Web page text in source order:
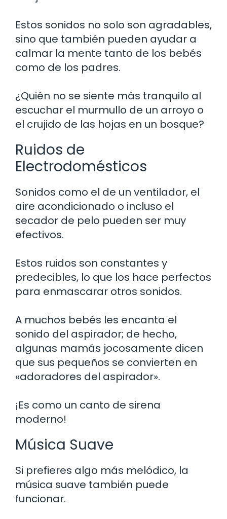
Estos sonidos no solo son agradables,
sino que también pueden ayudar a
calmar la mente tanto de los bebés
como de los padres.
¿Quién no se siente más tranquilo al
escuchar el murmullo de un arroyo o
el crujido de las hojas en un bosque?
Ruidos de
Electrodomésticos
Sonidos como el de un ventilador, el
aire acondicionado o incluso el
secador de pelo pueden ser muy
efectivos.
Estos ruidos son constantes y
predecibles, lo que los hace perfectos
para enmascarar otros sonidos.
A muchos bebés les encanta el
sonido del aspirador; de hecho,
algunas mamás jocosamente dicen
que sus pequeños se convierten en
«adoradores del aspirador».
¡Es como un canto de sirena
moderno!
Música Suave
Si prefieres algo más melódico, la
música suave también puede
funcionar.